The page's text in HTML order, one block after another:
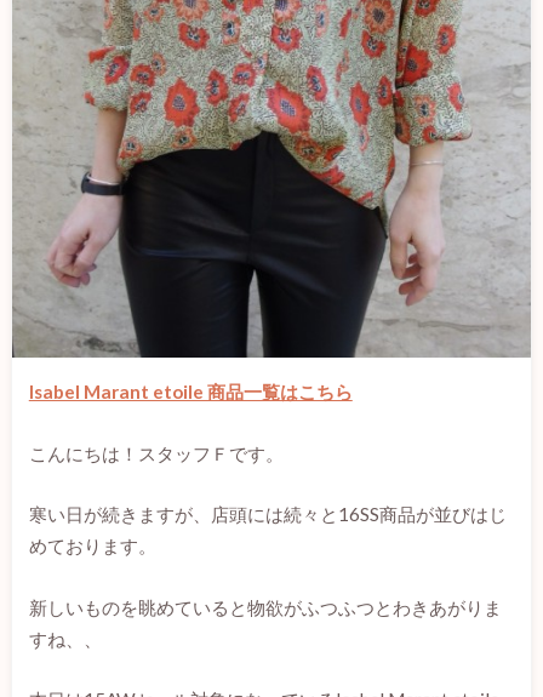
Isabel Marant etoile 商品一覧はこちら
こんにちは！スタッフＦです。
寒い日が続きますが、店頭には続々と16SS商品が並びはじ
めております。
新しいものを眺めていると物欲がふつふつとわきあがりま
すね、、